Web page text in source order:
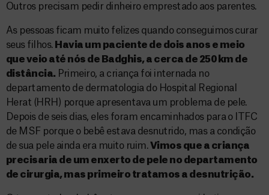
Outros precisam pedir dinheiro emprestado aos parentes.
As pessoas ficam muito felizes quando conseguimos curar
seus filhos. Havia um paciente de dois anos e meio
que veio até nós de Badghis, a cerca de 250 km de
distância. Primeiro, a criança foi internada no
departamento de dermatologia do Hospital Regional
Herat (HRH) porque apresentava um problema de pele.
Depois de seis dias, eles foram encaminhados para o ITFC
de MSF porque o bebê estava desnutrido, mas a condição
de sua pele ainda era muito ruim.Vimos que a criança
precisaria de um enxerto de pele no departamento
de cirurgia, mas primeiro tratamos a desnutrição.